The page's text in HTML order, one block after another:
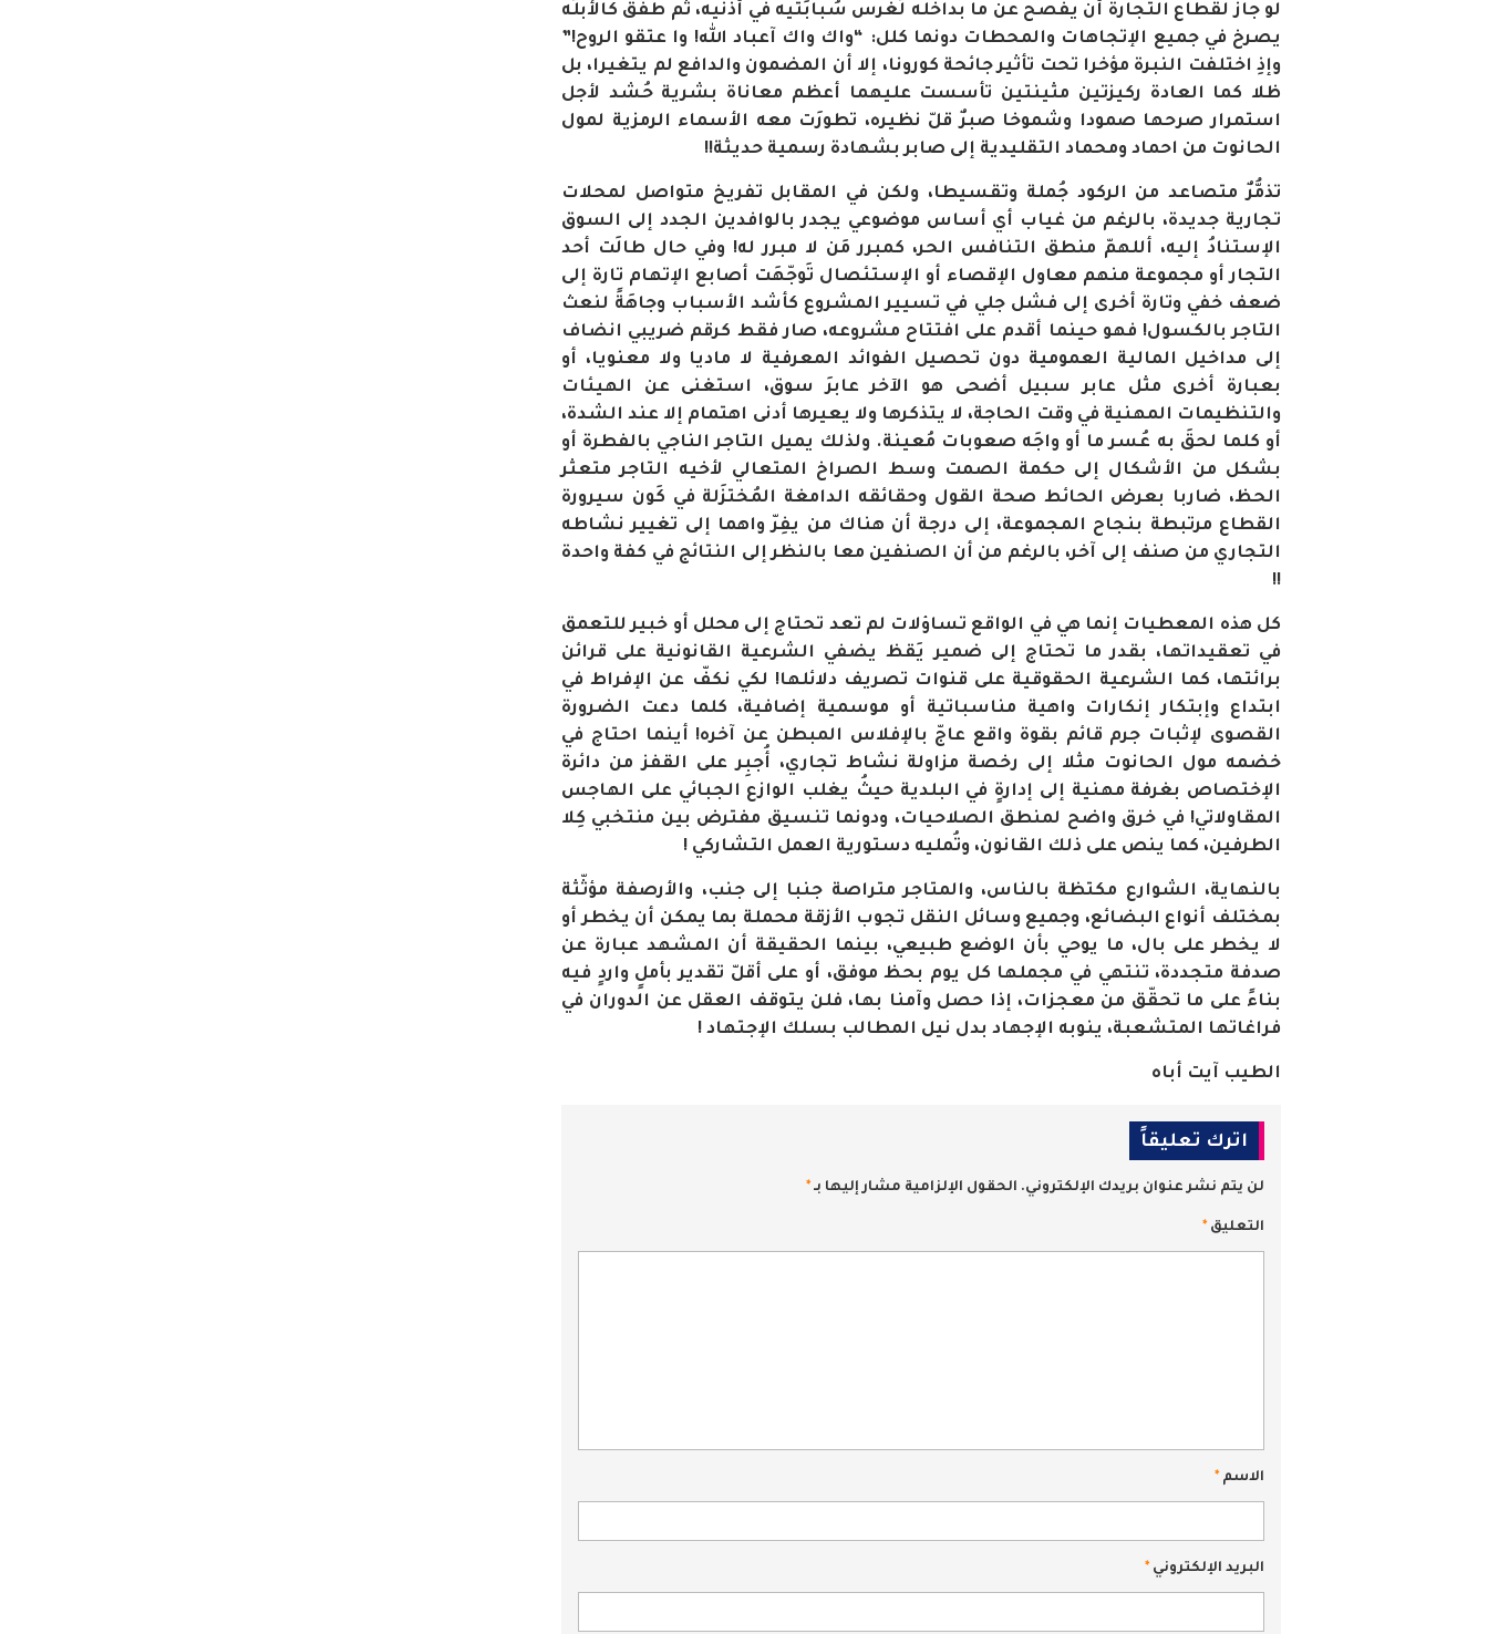
لو جاز لقطاع التجارة أن يفصح عن ما بداخله لَغَرس سُبابَتيه في أذنيه، ثم طفق كالأبلَه
يصرخ في جميع الإتجاهات والمحطات دونما كلل: “واك واك آعباد الله! وا عتقو الروح!”
وإذِ اختلفت النبرة مؤخرا تحت تأثير جائحة كورونا، إلا أن المضمون والدافع لم يتغيرا، بل
ظلا كما العادة ركيزتين مثينتين تأسست عليهما أعظم معاناة بشرية حُشد لأجل
استمرار صرحها صمودا وشموخا صبرٌ قلّ نظيره، تطورَت معه الأسماء الرمزية لمول
الحانوت من احماد ومحماد التقليدية إلى صابر بشهادة رسمية حديثة!!
تذمُّرٌ متصاعد من الركود جُملة وتقسيطا، ولكن في المقابل تفريخ متواصل لمحلات
تجارية جديدة، بالرغم من غياب أي أساس موضوعي يجدر بالوافدين الجدد إلى السوق
الإستنادُ إليه، أللهمّ منطق التنافس الحر، كمبرر مَن لا مبرر له! وفي حال طالَت أحد
التجار أو مجموعة منهم معاول الإقصاء أو الإستئصال تَوجّهَت أصابع الإتهام تارة إلى
ضعف خفي وتارة أخرى إلى فشل جلي في تسيير المشروع كأشد الأسباب وجاهَةً لنعث
التاجر بالكسول! فهو حينما أقدم على افتتاح مشروعه، صار فقط كرقم ضريبي انضاف
إلى مداخيل المالية العمومية دون تحصيل الفوائد المعرفية لا ماديا ولا معنويا، أو
بعبارة أخرى مثل عابر سبيل أضحى هو الآخر عابرَ سوق، استغنى عن الهيئات
والتنظيمات المهنية في وقت الحاجة، لا يتذكرها ولا يعيرها أدنى اهتمام إلا عند الشدة،
أو كلما لحقَ به عُسر ما أو واجَه صعوبات مُعينة. ولذلك يميل التاجر الناجي بالفطرة أو
بشكل من الأشكال إلى حكمة الصمت وسط الصراخ المتعالي لأخيه التاجر متعثر
الحظ، ضاربا بعرض الحائط صحة القول وحقائقه الدامغة المُختزَلة في كَون سيرورة
القطاع مرتبطة بنجاح المجموعة، إلى درجة أن هناك من يفِرّ واهما إلى تغيير نشاطه
التجاري من صنف إلى آخر، بالرغم من أن الصنفين معا بالنظر إلى النتائج في كفة واحدة
!!
كل هذه المعطيات إنما هي في الواقع تساؤلات لم تعد تحتاج إلى محلل أو خبير للتعمق
في تعقيداتها، بقدر ما تحتاج إلى ضمير يَقظ يضفي الشرعية القانونية على قرائن
برائتها، كما الشرعية الحقوقية على قنوات تصريف دلائلها! لكي نكفّ عن الإفراط في
ابتداع وإبتكار إنكارات واهية مناسباتية أو موسمية إضافية، كلما دعت الضرورة
القصوى لإثبات جرم قائم بقوة واقع عاجّ بالإفلاس المبطن عن آخره! أينما احتاج في
خضمه مول الحانوت مثلا إلى رخصة مزاولة نشاط تجاري، أُجبِر على القفز من دائرة
الإختصاص بغرفة مهنية إلى إدارةٍ في البلدية حيثُ يغلب الوازع الجبائي على الهاجس
المقاولاتي! في خرق واضح لمنطق الصلاحيات، ودونما تنسيق مفترض بين منتخبي كِلا
الطرفين، كما ينص على ذلك القانون، وتُمليه دستورية العمل التشاركي !
بالنهاية، الشوارع مكتظة بالناس، والمتاجر متراصة جنبا إلى جنب، والأرصفة مؤثّثة
بمختلف أنواع البضائع، وجميع وسائل النقل تجوب الأزقة محملة بما يمكن أن يخطر أو
لا يخطر على بال، ما يوحي بأن الوضع طبيعي، بينما الحقيقة أن المشهد عبارة عن
صدفة متجددة، تنتهي في مجملها كل يوم بحظ موفق، أو على أقلّ تقدير بأملٍ واردٍ فيه
بناءً على ما تحقّق من معجزات، إذا حصل وآمنا بها، فلن يتوقف العقل عن الدوران في
فراغاتها المتشعبة، ينوبه الإجهاد بدل نيل المطالب بسلك الإجتهاد !
الطيب آيت أباه
اترك تعليقاً
لن يتم نشر عنوان بريدك الإلكتروني. الحقول الإلزامية مشار إليها بـ *
التعليق *
الاسم *
البريد الإلكتروني *